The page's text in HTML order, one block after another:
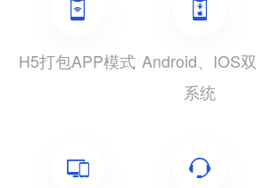
H5打包APP模式 Android、IOS双
系统